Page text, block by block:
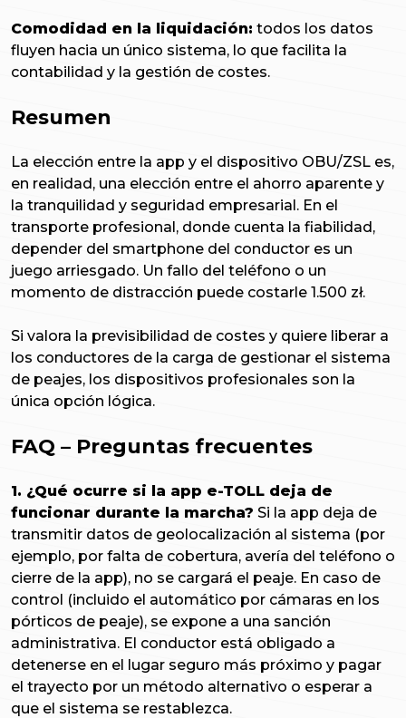
Comodidad en la liquidación: todos los datos
fluyen hacia un único sistema, lo que facilita la
contabilidad y la gestión de costes.
Resumen
La elección entre la app y el dispositivo OBU/ZSL es,
en realidad, una elección entre el ahorro aparente y
la tranquilidad y seguridad empresarial. En el
transporte profesional, donde cuenta la fiabilidad,
depender del smartphone del conductor es un
juego arriesgado. Un fallo del teléfono o un
momento de distracción puede costarle 1.500 zł.
Si valora la previsibilidad de costes y quiere liberar a
los conductores de la carga de gestionar el sistema
de peajes, los dispositivos profesionales son la
única opción lógica.
FAQ – Preguntas frecuentes
1. ¿Qué ocurre si la app e-TOLL deja de
funcionar durante la marcha? Si la app deja de
transmitir datos de geolocalización al sistema (por
ejemplo, por falta de cobertura, avería del teléfono o
cierre de la app), no se cargará el peaje. En caso de
control (incluido el automático por cámaras en los
pórticos de peaje), se expone a una sanción
administrativa. El conductor está obligado a
detenerse en el lugar seguro más próximo y pagar
el trayecto por un método alternativo o esperar a
que el sistema se restablezca.